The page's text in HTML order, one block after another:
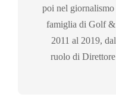
poi nel
famiglia di Golf &
2011 al 2019,
ruolo di Direttore